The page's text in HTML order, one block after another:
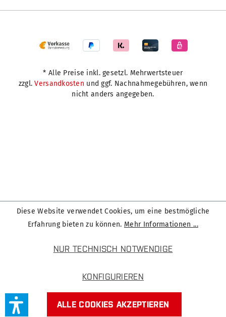
* Alle Preise inkl. gesetzl. Mehrwertsteuer
zzgl.Versandkosten und ggf. Nachnahmegebühren, wenn
nicht anders angegeben.
Diese Website verwendet Cookies, um eine bestmögliche
Erfahrung bieten zu können. Mehr Informationen ...
NUR TECHNISCH NOTWENDIGE
KONFIGURIEREN
ALLE COOKIES AKZEPTIEREN